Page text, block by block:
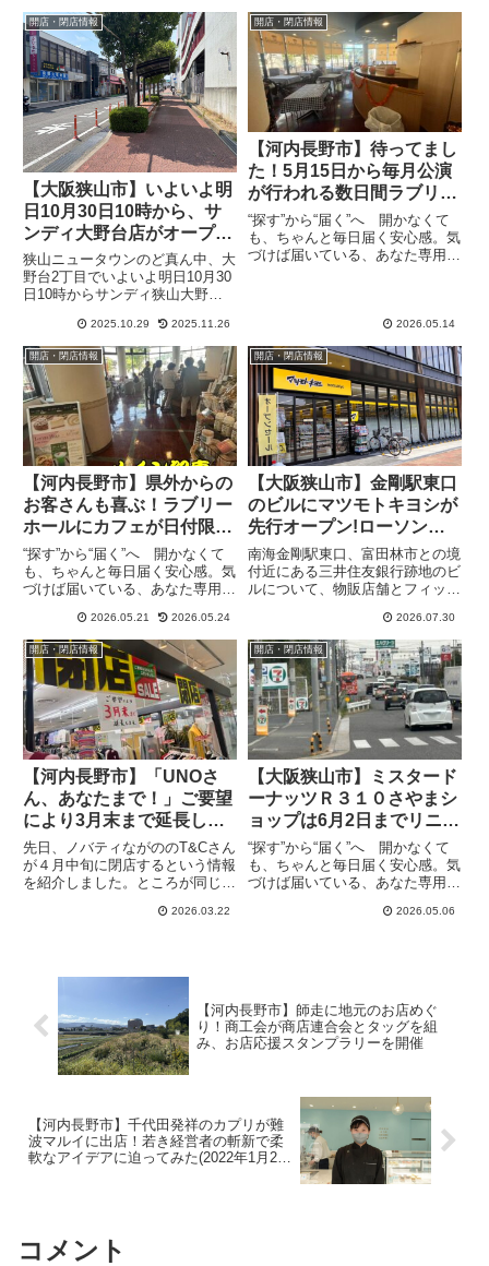
開店・閉店情報
【大阪狭山市】いよいよ明
日10月30日10時から、サ
ンディ大野台店がオープン
します（オリジナル）
狭山ニュータウンのど真ん中、大
野台2丁目でいよいよ明日10月30
日10時からサンディ狭山大野台
ゲン跡地で、キリン堂が先行オー
プンしている場所です。「PR」
「PR」格安スーパーの代名詞
「サンディ」関西で248店舗...
2025.10.29 2025.11.26
開店・閉店情報
【河内長野市】待ってまし
た！5月15日から毎月公演
が行われる数日間ラブリー
ホールのレストランが限定
オープンします
“探す”から“届く”へ 開かなくて
も、ちゃんと毎日届く安心感。気
づけば届いている、あなた専用の
ルのレストランがオープンしま
2026.05.14
開店・閉店情報
【河内長野市】県外からの
お客さんも喜ぶ！ラブリー
ホールにカフェが日付限定
開店。初日の様子を見てき
ました。
“探す”から“届く”へ 開かなくて
も、ちゃんと毎日届く安心感。気
づけば届いている、あなた専用の
会議室がある施設には、軽く飲食
ができるカフェやカフェがある
と、利用者にとってはとても重宝
します。「PR」「...
2026.05.21 2026.05.24
開店・閉店情報
【大阪狭山市】金剛駅東口
のビルにマツモトキヨシが
先行オープン!ローソンと
フィットネスは9月開業へ
南海金剛駅東口、富田林市との境
付近にある三井住友銀行跡地のビ
ルについて、物販店舗とフィット
りました。2階にはBe-fit Light24
狭山金剛店、1階にはマツモトキ
ヨシとローソンが入居する予定で
す。このうち他...
2026.07.30
開店・閉店情報
【河内長野市】「UNOさ
ん、あなたまで！」ご要望
により3月末まで延長して
閉店。ノバティながの閉店
セール中
先日、ノバティながののT&Cさん
が４月中旬に閉店するという情報
を紹介しました。ところが同じ１
店するという情報を得ました。
2026.03.22
開店・閉店情報
【大阪狭山市】ミスタード
ーナッツＲ３１０さやまシ
ョップは6月2日までリニュ
ーアル改装中です
“探す”から“届く”へ 開かなくて
も、ちゃんと毎日届く安心感。気
づけば届いている、あなた専用の
の国道310号線沿いにあるミスタ
2026.05.06
【河内長野市】師走に地元のお店めぐ
り！商工会が商店連合会とタッグを組
み、お店応援スタンプラリーを開催
【河内長野市】千代田発祥のカプリが難
波マルイに出店！若き経営者の斬新で柔
軟なアイデアに迫ってみた(2022年1月29
コメント